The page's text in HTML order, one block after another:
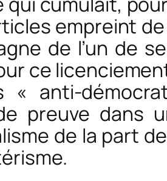
empreint
de l’un de
ce
« anti-
preuve dans
de la part